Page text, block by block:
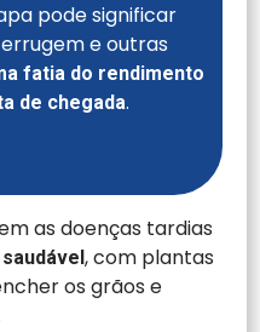
pode significar
e outras
fatia do rendimento
de chegada.
as doenças tardias
, com plantas
os grãos e